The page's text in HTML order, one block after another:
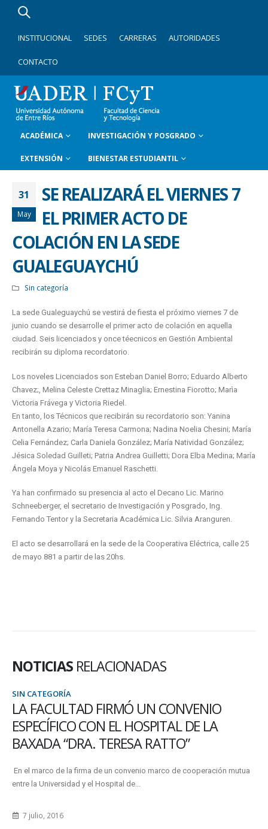
INSTITUCIONAL SEDES CARRERAS AUTORIDADES
CONTACTO
ACADÉMICA INVESTIGACIÓN Y POSGRADO
EXTENSIÓN BIENESTAR ESTUDIANTIL
31
May
SE REALIZARÁ EL VIERNES 7
EL PRIMER ACTO DE
COLACIÓN EN LA SEDE
GUALEGUAYCHÚ
Sin categoría
La sede Gualeguaychú se vestirá de fiesta el próximo viernes 7 de
junio cuando se desarrolle el primer acto de colación en aquella
ciudad. Seis licenciados y once téecnicos en Gestión Ambiental
recibirán su diploma recordatorio.
Los noveles Licenciados son Esteban Daniel Borro; Eduardo Alberto
Chavez;, Melina Celeste Crettaz Minaglia; Ernestina Fiorotto; Marìa
Victoria Frávega y Victoria Riedel.
En tanto, los Técnicos que recibirán su recordatorio son: Yanina
Antonella Azario; María Teresa Carmona; Nadina Noelia Chesini; María
Celia Fernández; Carla Daniela González; María Natividad González;
Jésica Soledad Guilleti; Patria Andrea Guilletti; Dora Elba Medina; María
Ángela Moya y Nicolás Emanuel Raschetti.
Ya han confirmado su presencia al acto el Decano Lic. Marino
Schneeberger, el secretario de Investigación y Posgrado, Ing.
Fernando Tentor y la Secretaria Académica Lic. Silvia Aranguren.
El acto se desarrollará en la sede de la Cooperativa Eléctrica, calle 25
de mayo 881 a partir de las 20hs.
NOTICIAS RELACIONADAS
SIN CATEGORÍA
LA FACULTAD FIRMÓ UN CONVENIO
ESPECÍFICO CON EL HOSPITAL DE LA
BAXADA “DRA. TERESA RATTO”
En el marco de la firma de un convenio marco de cooperación mutua
entre la Universidad y el Hospital de...
7 julio, 2016